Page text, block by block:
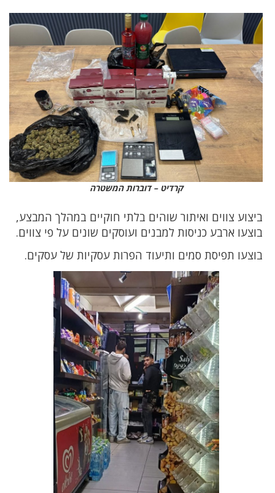
קרדיט – דוברות המשטרה
ביצוע צווים ואיתור שוהים בלתי חוקיים במהלך המבצע,
בוצעו ארבע כניסות למבנים ועוסקים שונים על פי צווים.
בוצעו תפיסת סמים ותיעוד הפרות עסקיות של עסקים.